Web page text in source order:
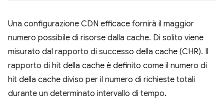
Una configurazione CDN efficace fornirà il maggior
numero possibile di risorse dalla cache. Di solito viene
misurato dal rapporto di successo della cache (CHR). Il
rapporto di hit della cache è definito come il numero di
hit della cache diviso per il numero di richieste totali
durante un determinato intervallo di tempo.